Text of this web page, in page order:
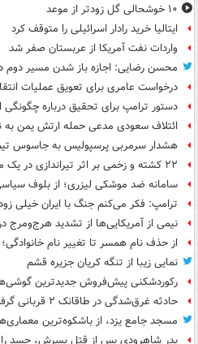
۱۰ خوشحالی گل زودتر از موعد
ایتالیا خرید رادار اسرائیلی را متوقف کرد
واردات نفت آمریکا از عربستان صفر شد
محسن رضایی: اجازه باز شدن مسیر دوم
درخواست عامری برای تعویق عملیات
دستور ترامپ برای تحقیق درباره
ائتلاف سعودی مدعی حمله ارتش یمن به
هشدار سرمربی پرسپولیس به جاسوس
۲۲ کشته و زخمی بر اثر تیراندازی در یک مدرسه در تایلند+ فیلم
سامانه ضد موشکی لیزری؛ از بلوف
ترامپ: فکر می‌کنم جنگ با ایران خیلی
نیمی از آمریکایی‌ها از تشدید هرج‌ومرج
از حذف نام همسر تا تغییر نام
نمایی زیبا از تنگه کریان جزیره قشم
رکوردشکنی پیش‌فروش جدیدترین
حادثه غرق‌شدگی در طاقانک ۲ قربانی گرفت
مسجد جامع یزد، از باشکوه‌ترین
پدر شاهرودی پس از قتل پسرش، جسد